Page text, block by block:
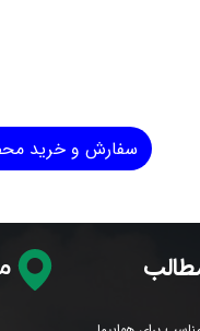
سفارش و خرید